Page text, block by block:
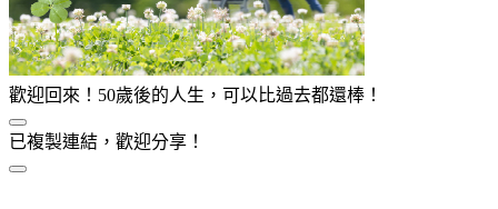
歡迎回來！50歲後的人生，可以比過去都還棒！
已複製連結，歡迎分享！